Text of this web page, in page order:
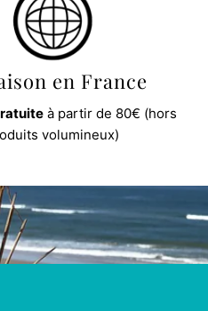
en France
à partir de 80€ (hors
volumineux)